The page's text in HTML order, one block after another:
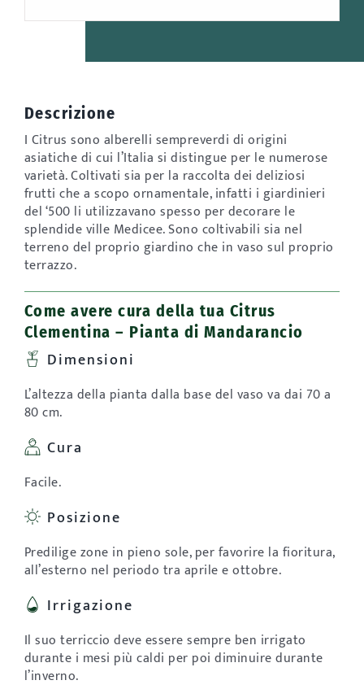
Descrizione
I Citrus sono alberelli sempreverdi di origini
asiatiche di cui l’Italia si distingue per le numerose
varietà. Coltivati sia per la raccolta dei deliziosi
frutti che a scopo ornamentale, infatti i giardinieri
del ‘500 li utilizzavano spesso per decorare le
splendide ville Medicee. Sono coltivabili sia nel
terreno del proprio giardino che in vaso sul proprio
terrazzo.
Come avere cura della tua Citrus
Clementina – Pianta di Mandarancio
Dimensioni
L’altezza della pianta dalla base del vaso va dai 70 a
80 cm.
Cura
Facile.
Posizione
Predilige zone in pieno sole, per favorire la fioritura,
all’esterno nel periodo tra aprile e ottobre.
Irrigazione
Il suo terriccio deve essere sempre ben irrigato
durante i mesi più caldi per poi diminuire durante
l’inverno.